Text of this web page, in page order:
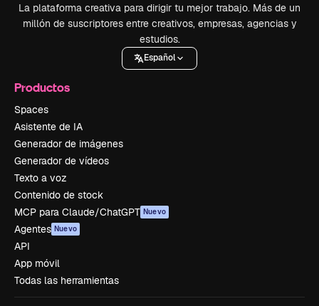
La plataforma creativa para dirigir tu mejor trabajo. Más de un
millón de suscriptores entre creativos, empresas, agencias y
estudios.
Español
Productos
Spaces
Asistente de IA
Generador de imágenes
Generador de vídeos
Texto a voz
Contenido de stock
MCP para Claude/ChatGPT Nuevo
Agentes Nuevo
API
App móvil
Todas las herramientas